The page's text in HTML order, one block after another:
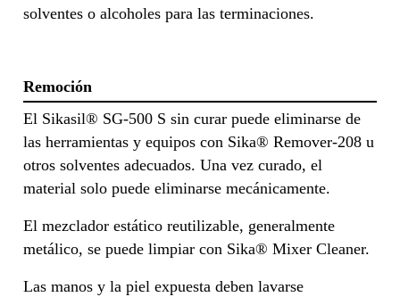
solventes o alcoholes para las terminaciones.
Remoción
El Sikasil® SG-500 S sin curar puede eliminarse de
las herramientas y equipos con Sika® Remover-208 u
otros solventes adecuados. Una vez curado, el
material solo puede eliminarse mecánicamente.
El mezclador estático reutilizable, generalmente
metálico, se puede limpiar con Sika® Mixer Cleaner.
Las manos y la piel expuesta deben lavarse